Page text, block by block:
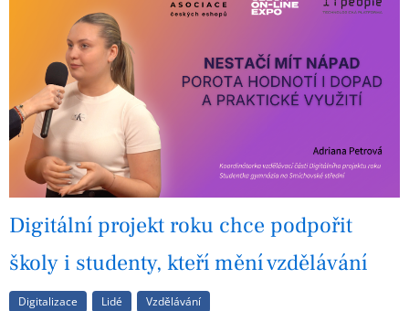
Digitální projekt roku chce podpořit
školy i studenty, kteří mění vzdělávání
Digitalizace Lidé Vzdělávání